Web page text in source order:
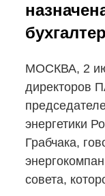
МОСКВА, 2
директоров
энергетики
Грабчака,
совета,